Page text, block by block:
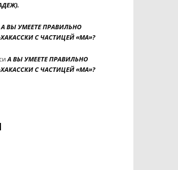
А ВЫ УМЕЕТЕ ПРАВИЛЬНО
С ЧАСТИЦЕЙ «МА»?
А ВЫ УМЕЕТЕ ПРАВИЛЬНО
С ЧАСТИЦЕЙ «МА»?